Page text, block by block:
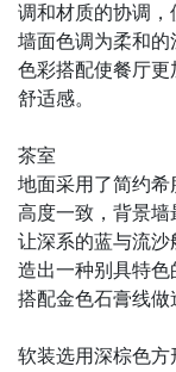
调和材质的协调
墙面色调为柔和
色彩搭配使餐厅
舒适感。
茶室
地面采用了简约
高度一致，背景墙
让深系的蓝与流
造出一种别具特色
搭配金色石膏线做
软装选用深棕色